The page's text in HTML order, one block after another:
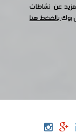
عن نشاطات
بوكبالضغط هنا